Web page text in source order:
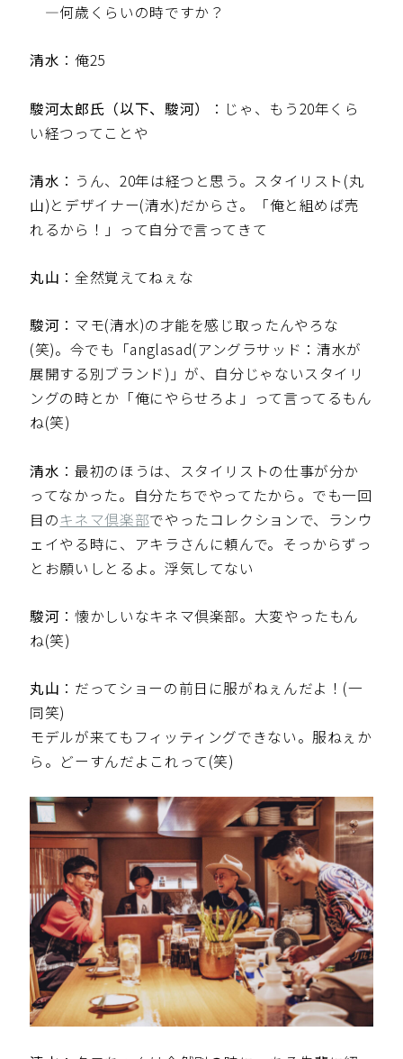
—何歳くらいの時ですか？
清水 ：俺25
駿河太郎氏（以下、駿河）
：じゃ、もう20年くら
い経つってことや
清水 ：うん、20年は経つと思う。スタイリスト(丸
山)とデザイナー(清水)だからさ。「俺と組めば売
れるから！」って自分で言ってきて
丸山 ：全然覚えてねぇな
駿河 ：マモ(清水)の才能を感じ取ったんやろな
(笑)。今でも「anglasad(アングラサッド：清水が
展開する別ブランド)」が、自分じゃないスタイリ
ングの時とか「俺にやらせろよ」って言ってるもん
ね(笑)
清水 ：最初のほうは、スタイリストの仕事が分か
ってなかった。自分たちでやってたから。でも一回
目のキネマ倶楽部でやったコレクションで、ランウ
ェイやる時に、アキラさんに頼んで。そっからずっ
とお願いしとるよ。浮気してない
駿河 ：懐かしいなキネマ倶楽部。大変やったもん
ね(笑)
丸山 ：だってショーの前日に服がねぇんだよ！(一
同笑)
モデルが来てもフィッティングできない。服ねぇか
ら。どーすんだよこれって(笑)